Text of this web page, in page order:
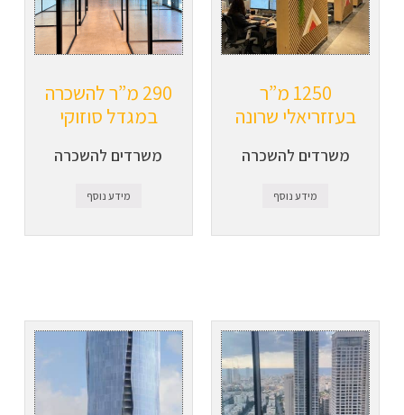
1250 מ”ר
בעזזריאלי שרונה
משרדים להשכרה
מידע נוסף
290 מ”ר להשכרה
במגדל סוזוקי
משרדים להשכרה
מידע נוסף